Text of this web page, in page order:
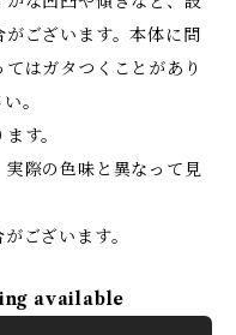
ございます。本体に問
はガタつくことがあり
。
す。
実際の色味と異なって見
ございます。
available